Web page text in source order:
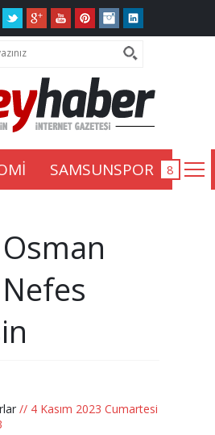
SAMSUNSPOR
// 4 Kasım 2023 Cumartesi